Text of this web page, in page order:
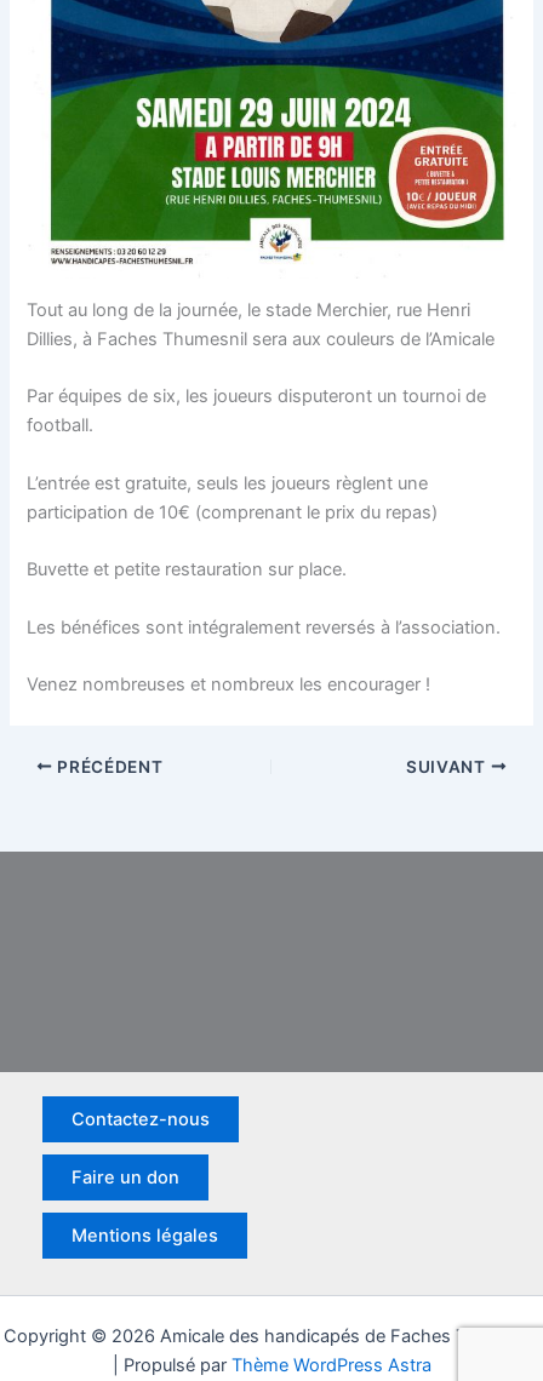
Tout au long de la journée, le stade Merchier, rue Henri
Dillies, à Faches Thumesnil sera aux couleurs de l’Amicale
Par équipes de six, les joueurs disputeront un tournoi de
football.
L’entrée est gratuite, seuls les joueurs règlent une
participation de 10€ (comprenant le prix du repas)
Buvette et petite restauration sur place.
Les bénéfices sont intégralement reversés à l’association.
Venez nombreuses et nombreux les encourager !
PRÉCÉDENT SUIVANT
Contactez-nous
Faire un don
Mentions légales
Copyright © 2026 Amicale des handicapés de Faches Thumesnil
| Propulsé par Thème WordPress Astra